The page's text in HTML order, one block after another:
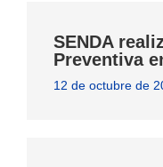
SENDA
Preventiva
12 de octubre de